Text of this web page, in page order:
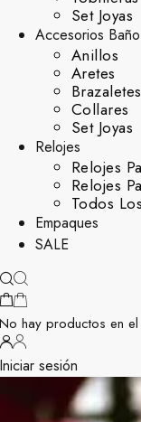
Set Joyas
Accesorios
Anillos
Aretes
Brazaletes
Collares
Set Joyas
Relojes
Relojes
Relojes
Todos
Empaques
SALE
hay productos en
sesión